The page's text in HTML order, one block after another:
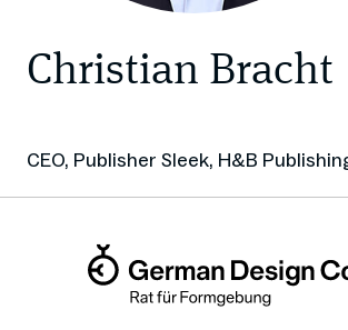
Christian Bracht
CEO, Publisher Sleek, H&B